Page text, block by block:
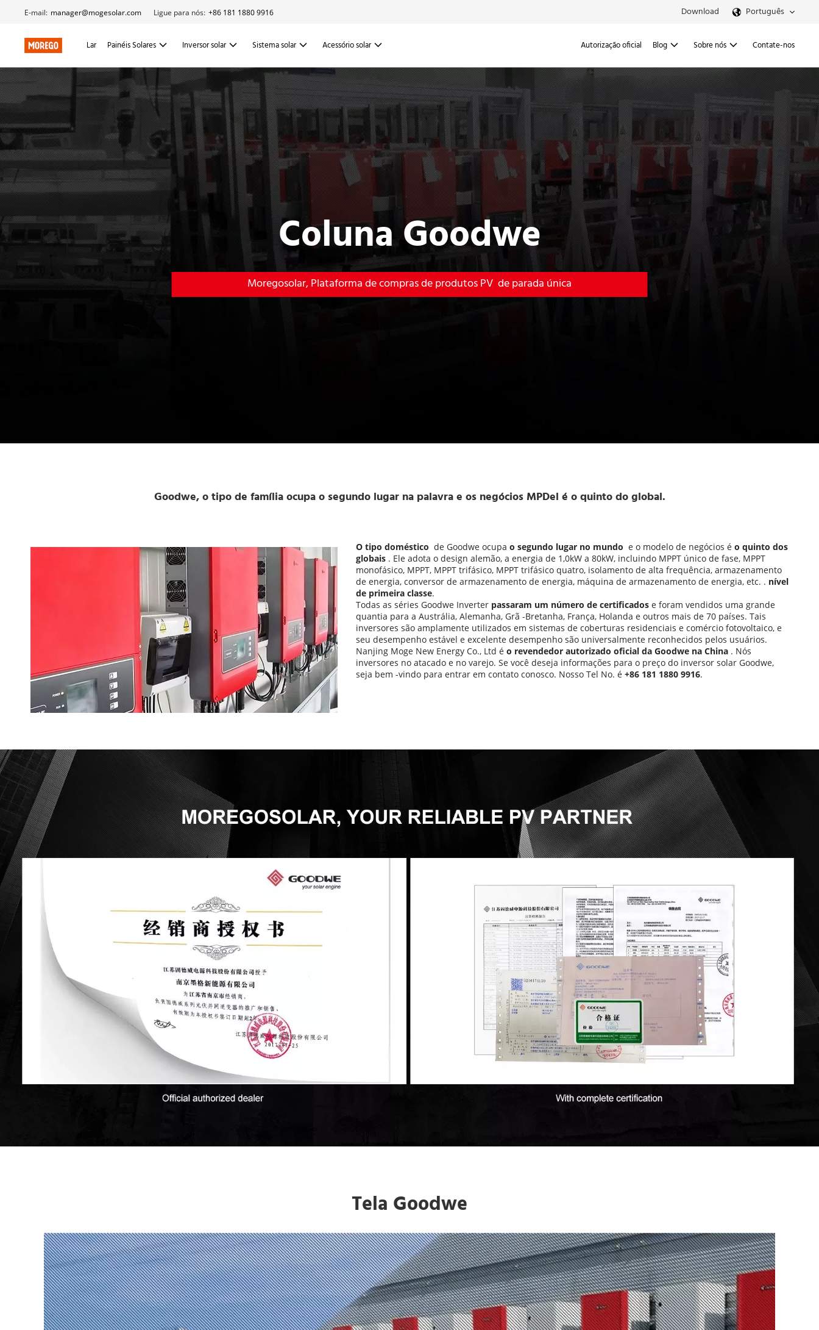
E-mail: manager@mogesolar.com Ligue para nós: +86 181 1880 9916 Download Português
Lar Painéis Solares Inversor solar Sistema solar Acessório solar Autorização oficial Blog Sobre nós Contate-nos
Coluna Goodwe
Moregosolar, Plataforma de compras de produtos PV de parada única
Goodwe, o tipo de família ocupa o segundo lugar na palavra e os negócios MPDel é o quinto do global.
O tipo doméstico de Goodwe ocupa o segundo lugar no mundo e o modelo de negócios é o quinto dos
globais . Ele adota o design alemão, a energia de 1,0kW a 80kW, incluindo MPPT único de fase, MPPT
monofásico, MPPT, MPPT trifásico, MPPT trifásico quatro, isolamento de alta frequência, armazenamento
de energia, conversor de armazenamento de energia, máquina de armazenamento de energia, etc. . ​nível
de primeira classe.
Todas as séries Goodwe Inverter passaram um número de certificados e foram vendidos uma grande
quantia para a Austrália, Alemanha, Grã -Bretanha, França, Holanda e outros mais de 70 países. Tais
inversores são amplamente utilizados em sistemas de coberturas residenciais e comércio fotovoltaico, e
seu desempenho estável e excelente desempenho são universalmente reconhecidos pelos usuários.
Nanjing Moge New Energy Co., Ltd é o revendedor autorizado oficial da Goodwe na China . Nós
inversores no atacado e no varejo. Se você deseja informações para o preço do inversor solar Goodwe,
seja bem -vindo para entrar em contato conosco. Nosso Tel No. é +86 181 1880 9916.
Tela Goodwe